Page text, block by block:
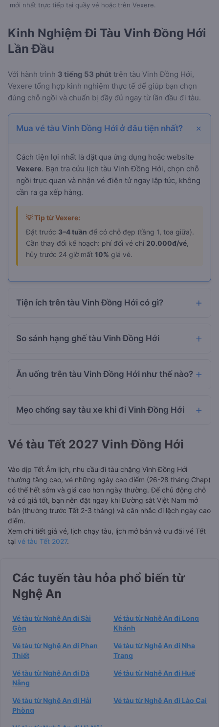
mới nhất trực tiếp tại quầy vé hoặc trên Vexere.
Kinh Nghiệm Đi Tàu Vinh Đồng Hới
Lần Đầu
Với hành trình 3 tiếng 53 phút trên tàu Vinh Đồng Hới,
Vexere tổng hợp kinh nghiệm thực tế để giúp bạn chọn
đúng chỗ ngồi và chuẩn bị đầy đủ ngay từ lần đầu đi tàu.
Mua vé tàu Vinh Đồng Hới ở đâu tiện nhất?
Cách tiện lợi nhất là đặt qua ứng dụng hoặc website
Vexere. Bạn tra cứu lịch tàu Vinh Đồng Hới, chọn chỗ
ngồi trực quan và nhận vé điện tử ngay lập tức, không
cần ra ga xếp hàng.
💡 Tip từ Vexere:
Đặt trước 3–4 tuần để có chỗ đẹp (tầng 1, toa giữa).
Cần thay đổi kế hoạch: phí đổi vé chỉ 20.000đ/vé,
hủy trước 24 giờ mất 10% giá vé.
Tiện ích trên tàu Vinh Đồng Hới có gì?
So sánh hạng ghế tàu Vinh Đồng Hới
Ăn uống trên tàu Vinh Đồng Hới như thế nào?
Mẹo chống say tàu xe khi đi Vinh Đồng Hới
Vé tàu Tết 2027 Vinh Đồng Hới
Vào dịp Tết Âm lịch, nhu cầu đi tàu chặng Vinh Đồng Hới
thường tăng cao, vé những ngày cao điểm (26-28 tháng Chạp)
có thể hết sớm và giá cao hơn ngày thường. Để chủ động chỗ
và có giá tốt, bạn nên đặt ngay khi Đường sắt Việt Nam mở
bán (thường trước Tết 2-3 tháng) và cân nhắc đi lệch ngày cao
điểm.
Xem chi tiết giá vé, lịch chạy tàu, lịch mở bán và ưu đãi vé Tết
tại vé tàu Tết 2027.
Các tuyến tàu hỏa phổ biến từ
Nghệ An
Vé tàu từ Nghệ An đi Sài
Gòn
Vé tàu từ Nghệ An đi Long
Khánh
Vé tàu từ Nghệ An đi Phan
Thiết
Vé tàu từ Nghệ An đi Nha
Trang
Vé tàu từ Nghệ An đi Đà
Nẵng
Vé tàu từ Nghệ An đi Huế
Vé tàu từ Nghệ An đi Hải
Phòng
Vé tàu từ Nghệ An đi Lào Cai